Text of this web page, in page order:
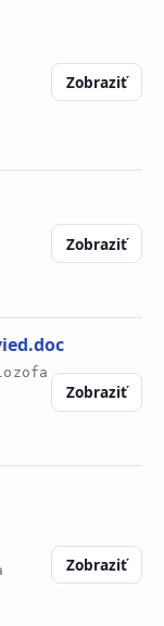
Zobraziť
Zobraziť
Zobraziť
Zobraziť